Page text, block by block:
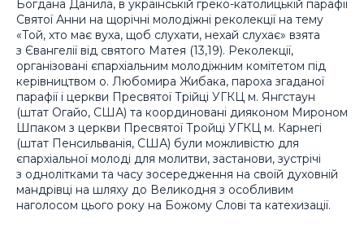
Богдана Данила, в українській греко-католицькій парафії
Святої Анни на щорічні молодіжні реколекції на тему
«Той, хто має вуха, щоб слухати, нехай слухає» взята
з Євангелії від святого Матея (13,19). Реколекції,
організовані єпархіальним молодіжним комітетом під
керівництвом о. Любомира Жибака, пароха згаданої
парафії і церкви Пресвятої Трійці УГКЦ м. Янгстаун
(штат Огайо, США) та координовані дияконом Мироном
Шпаком з церкви Пресвятої Тройці УГКЦ м. Карнегі
(штат Пенсильванія, США) були можливістю для
єпархіальної молоді для молитви, застанови, зустрічі
з однолітками та часу зосередження на своїй духовній
мандрівці на шляху до Великодня з особливим
наголосом цього року на Божому Слові та катехизації.